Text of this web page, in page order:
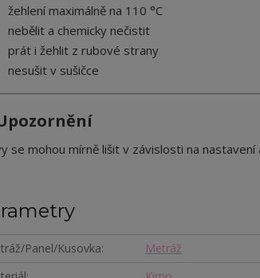
žehlení maximálně na 110 °C
nebělit a chemicky nečistit
prát i žehlit z rubové strany
nesušit v sušičce
se mohou mírně lišit v závislosti na
Panel/Kusovka
Metráž